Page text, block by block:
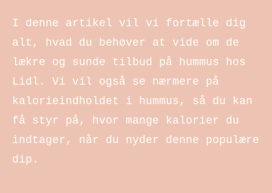
I denne artikel vil vi fortælle dig
alt, hvad du behøver at vide om de
lækre og sunde tilbud på hummus hos
Lidl. Vi vil også se nærmere på
kalorieindholdet i hummus, så du kan
få styr på, hvor mange kalorier du
indtager, når du nyder denne populære
dip.